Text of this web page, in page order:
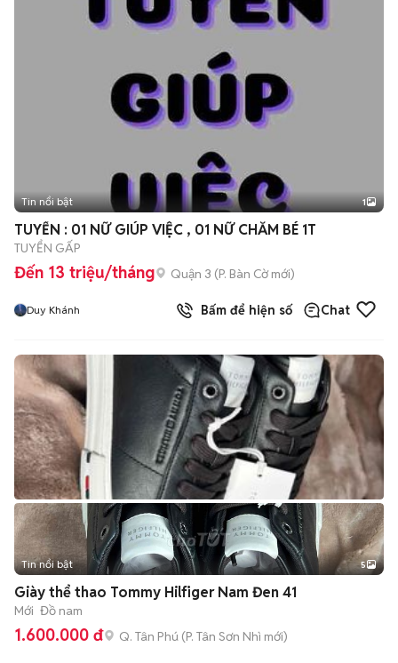
Tin nổi bật 1
TUYỂN : 01 NỮ GIÚP VIỆC , 01 NỮ CHĂM BÉ 1T
TUYỂN GẤP
Đến 13 triệu/tháng Quận 3 (P. Bàn Cờmới)
Duy Khánh Bấm để hiện số Chat
Tin nổi bật 5
Giày thể thao Tommy Hilfiger Nam Đen 41
Mới Đồ nam
1.600.000 đ Q. Tân Phú (P. Tân Sơn Nhì mới)